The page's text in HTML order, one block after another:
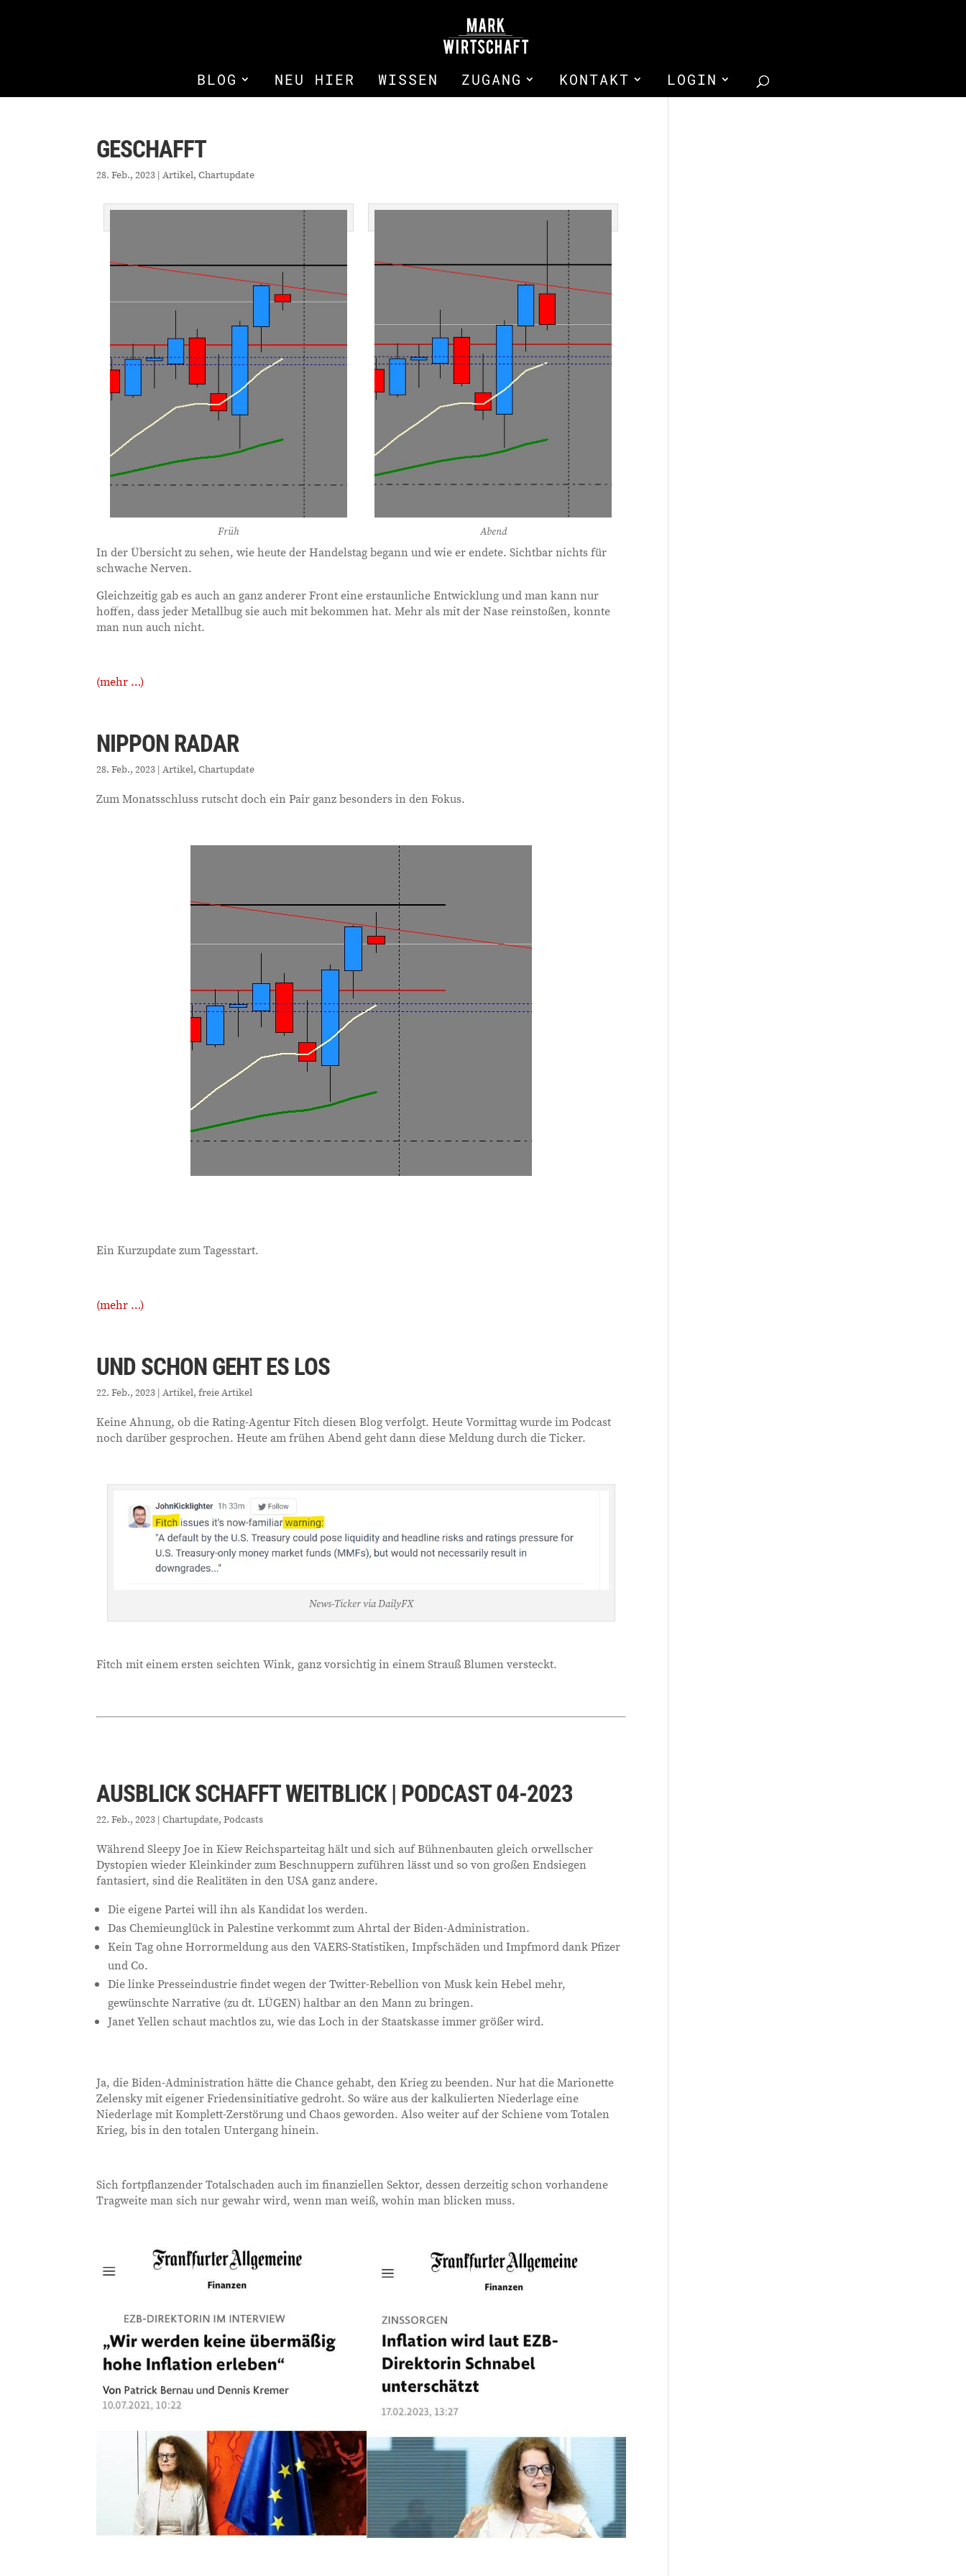
BLOG NEU HIER WISSEN ZUGANG KONTAKT LOGIN
GESCHAFFT
28. Feb., 2023 |Artikel,Chartupdate
Früh Abend
In der Übersicht zu sehen, wie heute der Handelstag begann und wie er endete. Sichtbar nichts für
schwache Nerven.
Gleichzeitig gab es auch an ganz anderer Front eine erstaunliche Entwicklung und man kann nur
hoffen, dass jeder Metallbug sie auch mit bekommen hat. Mehr als mit der Nase reinstoßen, konnte
man nun auch nicht.
(mehr …)
NIPPON RADAR
28. Feb., 2023 |Artikel,Chartupdate
Zum Monatsschluss rutscht doch ein Pair ganz besonders in den Fokus.
Ein Kurzupdate zum Tagesstart.
(mehr …)
UND SCHON GEHT ES LOS
22. Feb., 2023 |Artikel,freie Artikel
Keine Ahnung, ob die Rating-Agentur Fitch diesen Blog verfolgt. Heute Vormittag wurde im Podcast
noch darüber gesprochen. Heute am frühen Abend geht dann diese Meldung durch die Ticker.
News-Ticker via DailyFX
Fitch mit einem ersten seichten Wink, ganz vorsichtig in einem Strauß Blumen versteckt.
AUSBLICK SCHAFFT WEITBLICK | PODCAST 04-2023
22. Feb., 2023 |Chartupdate,Podcasts
Während Sleepy Joe in Kiew Reichsparteitag hält und sich auf Bühnenbauten gleich orwellscher
Dystopien wieder Kleinkinder zum Beschnuppern zuführen lässt und so von großen Endsiegen
fantasiert, sind die Realitäten in den USA ganz andere.
Die eigene Partei will ihn als Kandidat los werden.
Das Chemieunglück in Palestine verkommt zum Ahrtal der Biden-Administration.
Kein Tag ohne Horrormeldung aus den VAERS-Statistiken, Impfschäden und Impfmord dank Pfizer
und Co.
Die linke Presseindustrie findet wegen der Twitter-Rebellion von Musk kein Hebel mehr,
gewünschte Narrative (zu dt. LÜGEN) haltbar an den Mann zu bringen.
Janet Yellen schaut machtlos zu, wie das Loch in der Staatskasse immer größer wird.
Ja, die Biden-Administration hätte die Chance gehabt, den Krieg zu beenden. Nur hat die Marionette
Zelensky mit eigener Friedensinitiative gedroht. So wäre aus der kalkulierten Niederlage eine
Niederlage mit Komplett-Zerstörung und Chaos geworden. Also weiter auf der Schiene vom Totalen
Krieg, bis in den totalen Untergang hinein.
Sich fortpflanzender Totalschaden auch im finanziellen Sektor, dessen derzeitig schon vorhandene
Tragweite man sich nur gewahr wird, wenn man weiß, wohin man blicken muss.